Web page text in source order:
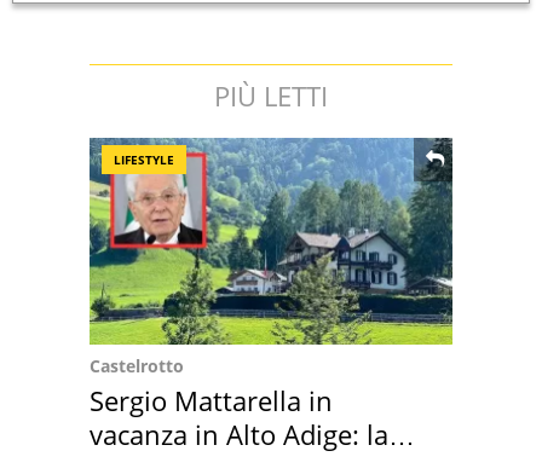
PIÙ LETTI
LIFESTYLE
Castelrotto
Sergio Mattarella in
vacanza in Alto Adige: la